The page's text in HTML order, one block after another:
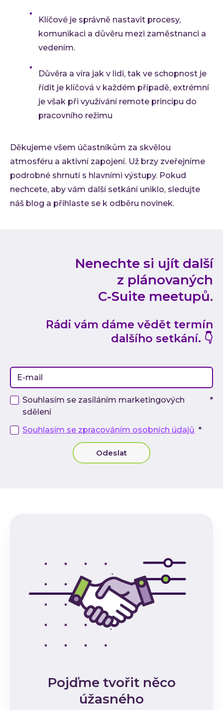
Klíčové je správně nastavit procesy,
komunikaci a důvěru mezi zaměstnanci a
vedením.
Důvěra a víra jak v lidi, tak ve schopnost je
řídit je klíčová v každém případě, extrémní
je však při využívání remote principu do
pracovního režimu
Děkujeme všem účastníkům za skvělou
atmosféru a aktivní zapojení. Už brzy zveřejníme
podrobné shrnutí s hlavními výstupy. Pokud
nechcete, aby vám další setkání uniklo, sledujte
náš blog a přihlaste se k odběru novinek.
Nenechte si ujít další
z plánovaných
C‑Suite meetupů.
Rádi vám dáme vědět termín
dalšího setkání. 👇
Souhlasím se zasíláním marketingových
sdělení
*
Souhlasím se zpracováním osobních údajů *
C-Suite-Meetup
Odeslat
Pojďme tvořit něco
úžasného